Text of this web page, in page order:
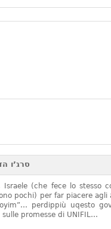
סרג’ו
Israele (che fece lo stesso
pochi) per far piacere
perdippiù uqesto
sulle promesse di UNIFIL…